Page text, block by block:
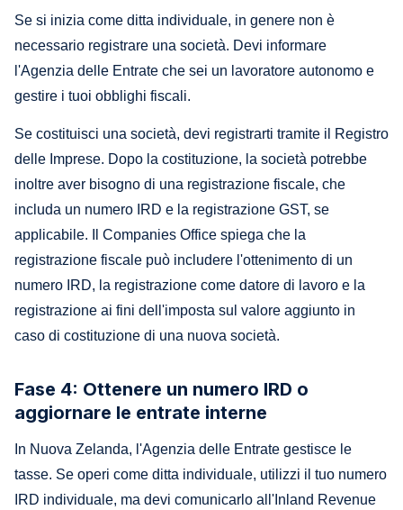
Se si inizia come ditta individuale, in genere non è
necessario registrare una società. Devi informare
l'Agenzia delle Entrate che sei un lavoratore autonomo e
gestire i tuoi obblighi fiscali.
Se costituisci una società, devi registrarti tramite il Registro
delle Imprese. Dopo la costituzione, la società potrebbe
inoltre aver bisogno di una registrazione fiscale, che
includa un numero IRD e la registrazione GST, se
applicabile. Il Companies Office spiega che la
registrazione fiscale può includere l'ottenimento di un
numero IRD, la registrazione come datore di lavoro e la
registrazione ai fini dell'imposta sul valore aggiunto in
caso di costituzione di una nuova società.
Fase 4: Ottenere un numero IRD o
aggiornare le entrate interne
In Nuova Zelanda, l'Agenzia delle Entrate gestisce le
tasse. Se operi come ditta individuale, utilizzi il tuo numero
IRD individuale, ma devi comunicarlo all'Inland Revenue